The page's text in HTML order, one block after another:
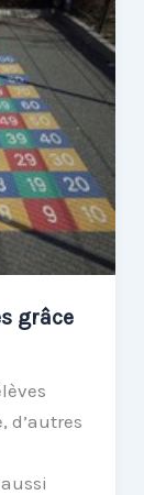
grâce
d’autres